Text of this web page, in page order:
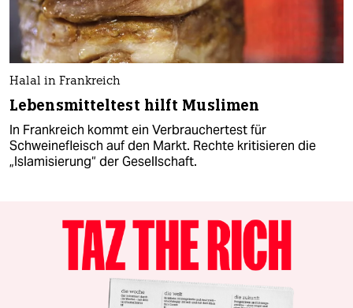
Halal in Frankreich
Lebensmitteltest hilft Muslimen
In Frankreich kommt ein Verbrauchertest für
Schweinefleisch auf den Markt. Rechte kritisieren die
„Islamisierung“ der Gesellschaft.